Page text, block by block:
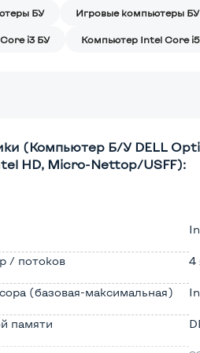
БУ Игровые компьютеры БУ
i3 БУ Компьютер Intel Core
(Компьютер Б/У DELL
HD, Micro-Nettop/USFF):
/ потоков 4
(базовая-максимальная)
памяти